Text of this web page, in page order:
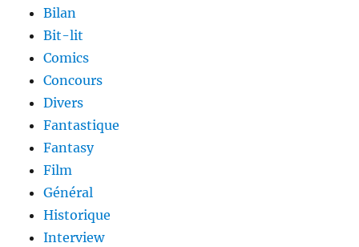
Bilan
Bit-lit
Comics
Concours
Divers
Fantastique
Fantasy
Film
Général
Historique
Interview